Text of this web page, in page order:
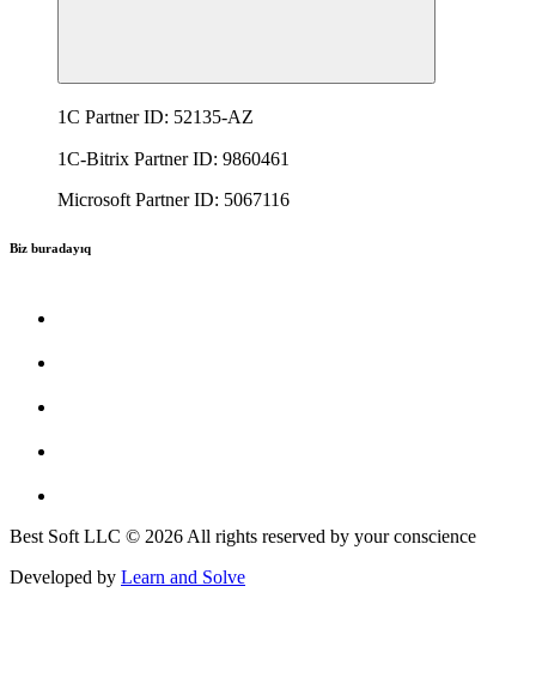
1C Partner ID: 52135-AZ
1C-Bitrix Partner ID: 9860461
Microsoft Partner ID: 5067116
Biz buradayıq
Best Soft LLC © 2026 All rights reserved by your conscience
Developed by Learn and Solve